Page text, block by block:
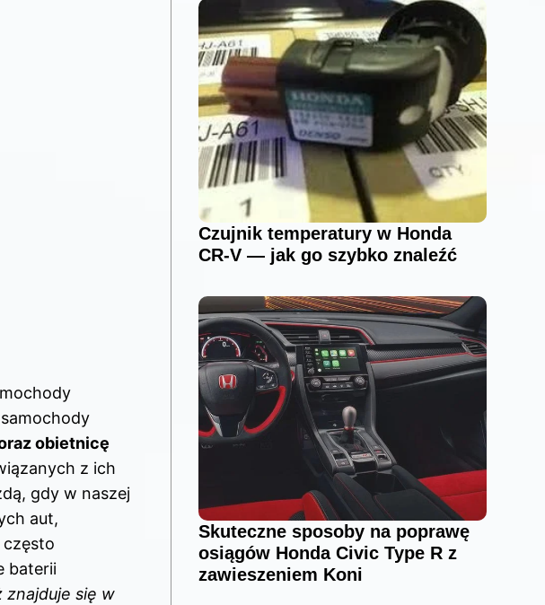
obietnicę
z ich
gdy w naszej
aut,
baterii
znajduje się w
Czujnik temperatury w Honda
CR-V — jak go szybko znaleźć
Skuteczne sposoby na poprawę
osiągów Honda Civic Type R z
zawieszeniem Koni